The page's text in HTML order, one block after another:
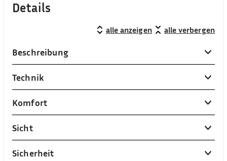
Details
alle anzeigen alle verbergen
Beschreibung
Technik
Komfort
Sicht
Sicherheit